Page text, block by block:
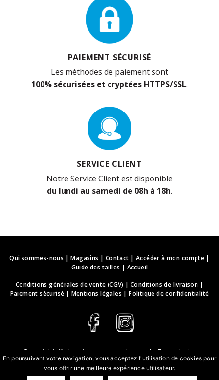
PAIEMENT SÉCURISÉ
Les méthodes de paiement sont
100% sécurisées et cryptées HTTPS/SSL.
SERVICE CLIENT
Notre Service Client est disponible
du lundi au samedi de 08h à 18h.
Qui sommes-nous |Magasins | Contact | Accéder à mon compte|
Guide des tailles | Accueil
Conditions générales de vente (CGV) |Conditions de livraison |
Paiement sécurisé | Mentions légales |Politique de confidentialité
Copyright © deguisements-cadeaux.ch
. Tous droits
réservés.
Conception & développement web | webbih.com
En poursuivant votre navigation, vous acceptez l'utilisation de cookies pour
vous offrir une meilleure expérience utilisateur.